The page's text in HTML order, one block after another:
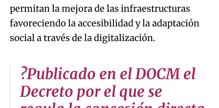
permitan la mejora de las infraestructuras
favoreciendo la accesibilidad y la adaptación
social a través de la digitalización.
?Publicado en el DOCM el
Decreto por el que se